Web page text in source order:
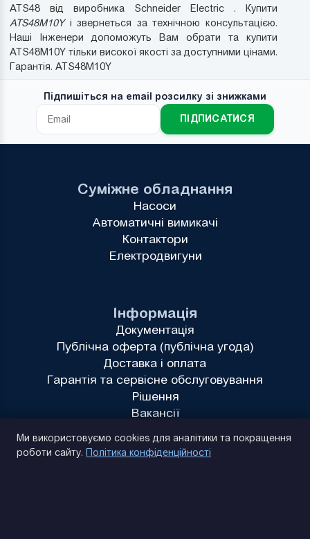
ATS48 від виробника Schneider Electric . Купити
ATS48M10Yі звернеться за технічною консультацією.
Наші Інженери допоможуть Вам обрати та купити
ATS48M10Y тільки високої якості за доступними цінами.
Гарантія. ATS48M10Y
Підпишіться на email розсилку зі знижками
ПІДПИСАТИСЯ
Інформація
Документація
Публічна оферта (публічна угода)
Доставка і оплата
Гарантія та сервісне обслуговування
Рішення
Вакансії
Суміжне обладнання
Насоси
Автоматичні вимикачі
Контактори
Електродвигуни
Ми використовуємо cookies для аналітики та покращення
роботи сайту. Політика конфіденційності